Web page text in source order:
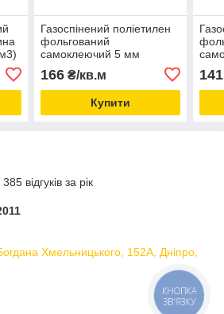
Газоспінений поліетилен
фольгований
самоклеючий 5 мм
166₴/кв.м
Купити
141
відгуків за рік
Хмельницького, 152А, Дніпро,
КНОПКА
ЗВ'ЯЗКУ